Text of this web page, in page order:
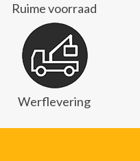
Ruime voorraad
Werflevering